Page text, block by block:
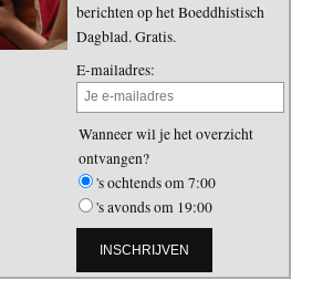
berichten op het Boeddhistisch
Dagblad. Gratis.
E-mailadres:
Wanneer wil je het overzicht
ontvangen?
's ochtends om 7:00
's avonds om 19:00